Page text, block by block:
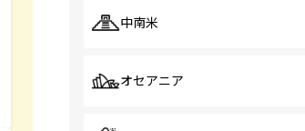
中南米
オセアニア